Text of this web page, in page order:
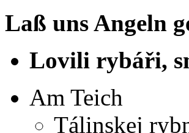
Laß uns Angeln
Lovili rybáři,
Am Teich
Tálinskej